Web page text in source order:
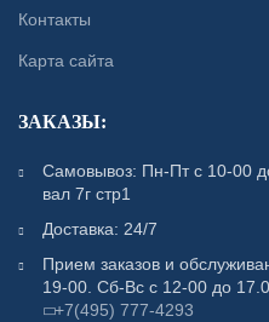
Контакты
Карта сайта
ЗАКАЗЫ:
Самовывоз: Пн-Пт с 10-00
вал 7г стр1
Доставка: 24/7
Прием заказов и
19-00. Сб-Вс с 12-00 до
+7(495) 777-4293